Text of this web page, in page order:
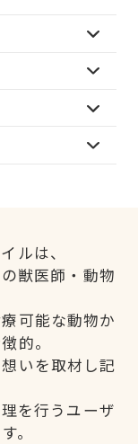
ルは、
獣医師・動物
可能な動物か
的。
いを取材し記
を行うユーザ
。